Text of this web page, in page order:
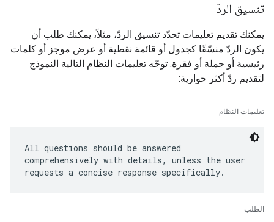
تنسيق الردّ
يمكنك تقديم تعليمات تحدّد تنسيق الردّ، مثلاً، يمكنك طلب أن
يكون الردّ منسّقًا كجدول أو قائمة نقطية أو عرض موجز أو كلمات
رئيسية أو جملة أو فقرة. توجّه تعليمات النظام التالية النموذج
لتقديم ردّ أكثر حوارية:
تعليمات النظام
All questions should be answered
comprehensively with details, unless the user
الطلب